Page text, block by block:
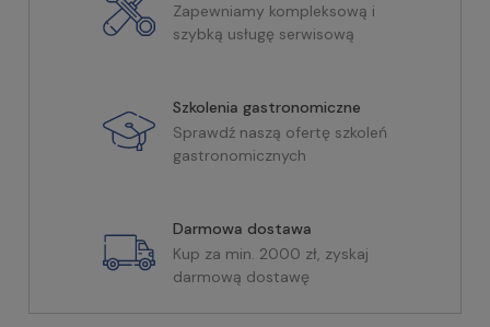
Zapewniamy kompleksową i
szybką usługę serwisową
Szkolenia gastronomiczne
Sprawdź naszą ofertę szkoleń
gastronomicznych
Darmowa dostawa
Kup za min. 2000 zł, zyskaj
darmową dostawę